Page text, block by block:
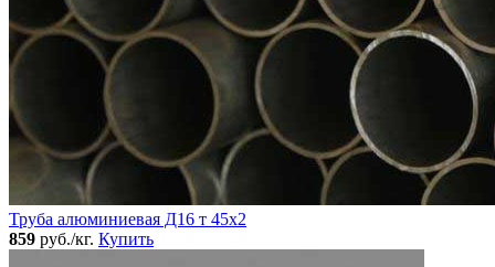
Труба алюминиевая Д16 т 45х2
859 руб./кг. Купить